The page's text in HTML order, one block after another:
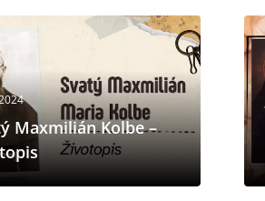
Maxmilián Kolbe –